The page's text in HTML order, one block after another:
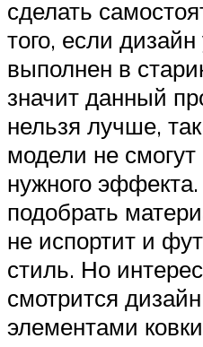
сделать
того, если дизайн
выполнен в
значит данный
нельзя лучше,
модели не смогут
нужного
подобрать
не испортит и
стиль. Но
смотрится
элементами